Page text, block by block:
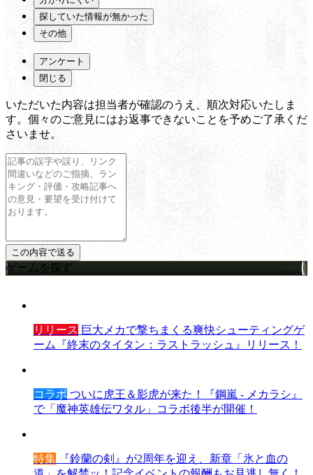
探していた情報が無かった
その他
アンケート
閉じる
いただいた内容は担当者が確認のうえ、順次対応いたしま
す。個々のご意見にはお返事できないことを予めご了承くだ
さいませ。
ゲームを探す
リリース 巨大メカで撃ちまくる爽快シューティングゲ
ーム『終末のタイタン：ラストラッシュ』リリース！
コラボ ついに虎王＆影虎が来た！『鋼嵐 - メカラシ』
で「魔神英雄伝ワタル」コラボ後半が開催！
特集 『鈴蘭の剣』が2周年を迎え、新章「氷と血の